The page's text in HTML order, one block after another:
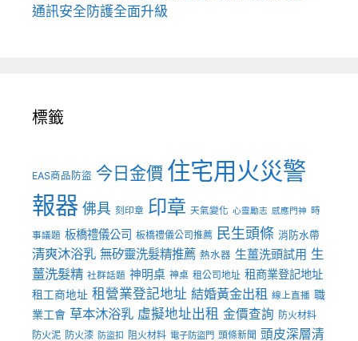
通訊安全防護全面升級
標籤
EAS商品防盜 今日金價 住宅用火災警
報器 佛具 刻印章 印章 天氣變化 心靈勵志 感應門神 時
事議題 板橋禮儀公司 板橋禮儀公司推薦 民生頭條 消防水帶
清爽沐浴乳 無矽靈洗髮精推薦 熱水器 生薑洗頭試用 生
薑洗髮精 社群話題 神明桌 神桌 租公司地址 租商業登記地址
租工商地址 租營業登記地址 結婚黃金出租 線上直播 職
業工會 草本沐浴乳 虛擬地址出租 金價查詢 防火材料
防火泥 防火漆 防盜扣 阻火材料 電子防盜門 頭條新聞 頭皮深層清